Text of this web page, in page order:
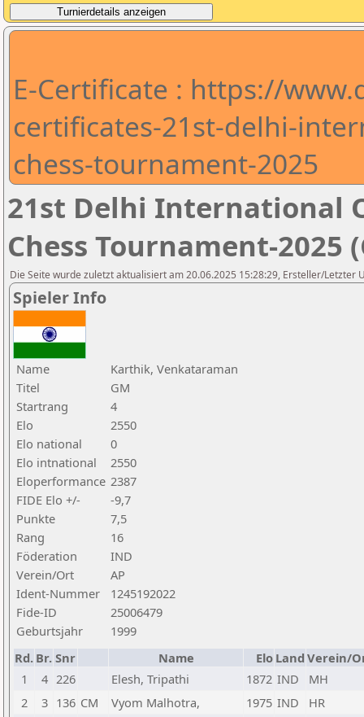
E-Certificate : https://
certificates-21st-delhi-
chess-tournament-2025
21st Delhi International
Chess Tournament-2025
Die Seite wurde zuletzt aktualisiert am 20.06.2025 15:28:29, Ersteller/Letzter
Spieler Info
Name
Karthik, Venkataraman
Titel
GM
Startrang
4
Elo
2550
Elo national
0
Elo intnational
2550
Eloperformance 2387
FIDE Elo +/-
-9,7
Punkte
7,5
Rang
16
Föderation
IND
Verein/Ort
AP
Ident-Nummer
1245192022
Fide-ID
25006479
Geburtsjahr
1999
Rd. Br. Snr Name Elo Land Verein/
1
4 226 Elesh, Tripathi 1872 IND
MH
2
3 136 CM Vyom Malhotra, 1975 IND
HR